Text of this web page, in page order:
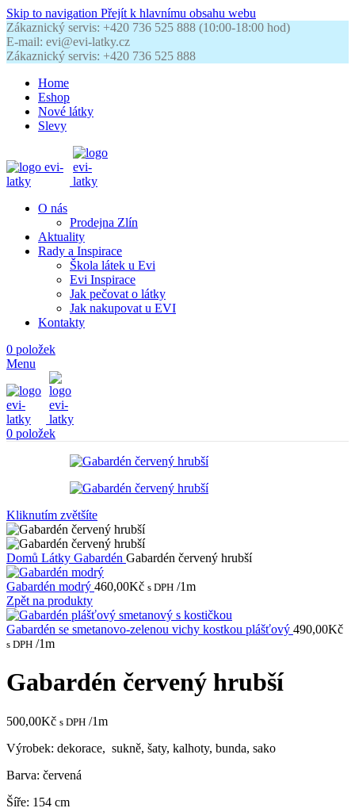
Skip to navigation Přejít k hlavnímu obsahu webu
Zákaznický servis: +420 736 525 888 (10:00-18:00 hod)
E-mail: evi@evi-latky.cz
Zákaznický servis: +420 736 525 888
Home
Eshop
Nové látky
Slevy
O nás
Prodejna Zlín
Aktuality
Rady a Inspirace
Škola látek u Evi
Evi Inspirace
Jak pečovat o látky
Jak nakupovat u EVI
Kontakty
0 položek
Menu
0 položek
Kliknutím zvětšíte
Domů Látky Gabardén Gabardén červený hrubší
Gabardén modrý 460,00Kč s DPH /1m
Zpět na produkty
Gabardén se smetanovo-zelenou vichy kostkou plášťový 490,00Kč
s DPH /1m
Gabardén červený hrubší
500,00Kč s DPH /1m
Výrobek: dekorace, sukně, šaty, kalhoty, bunda, sako
Barva: červená
Šíře: 154 cm